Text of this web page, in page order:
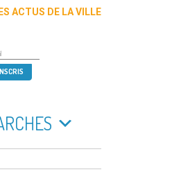
ACTUS DE LA VILLE